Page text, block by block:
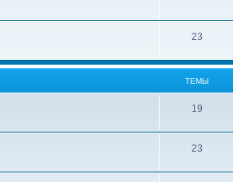
23
ТЕМЫ
19
23